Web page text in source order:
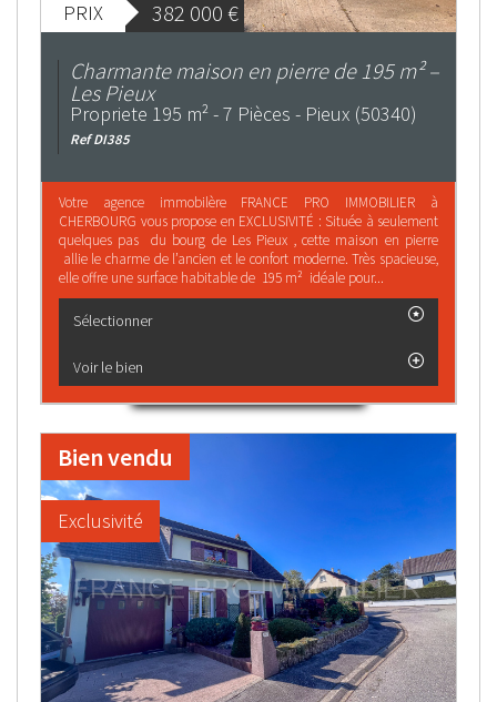
PRIX 382 000 €
Charmante maison en pierre de 195 m² –
Les Pieux
Propriete 195 m² - 7 Pièces - Pieux (50340)
Ref DI385
Votre agence immobilère FRANCE PRO IMMOBILIER à
CHERBOURG vous propose en EXCLUSIVITÉ : Située à seulement
quelques pas du bourg de Les Pieux , cette maison en pierre
allie le charme de l’ancien et le confort moderne. Très spacieuse,
elle offre une surface habitable de 195 m² idéale pour...
Sélectionner
Voir le bien
Bien vendu
Exclusivité